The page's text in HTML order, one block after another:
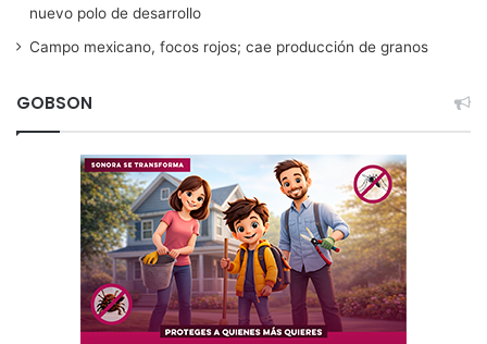
nuevo polo de desarrollo
Campo mexicano, focos rojos; cae producción de granos
GOBSON